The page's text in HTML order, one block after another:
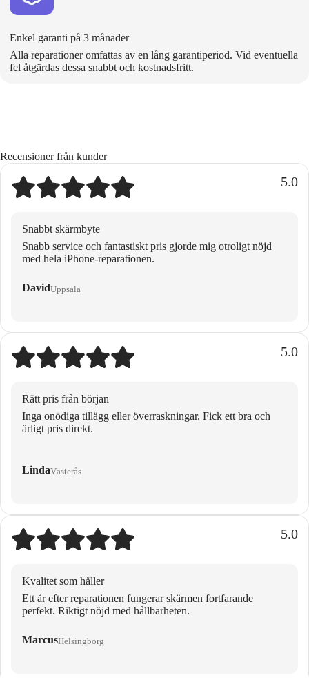
Enkel garanti på 3 månader
Alla reparationer omfattas av en lång garantiperiod. Vid eventuella
fel åtgärdas dessa snabbt och kostnadsfritt.
Recensioner från kunder
5.0
Snabbt skärmbyte
Snabb service och fantastiskt pris gjorde mig otroligt nöjd
med hela iPhone-reparationen.
DavidUppsala
5.0
Rätt pris från början
Inga onödiga tillägg eller överraskningar. Fick ett bra och
ärligt pris direkt.
LindaVästerås
5.0
Kvalitet som håller
Ett år efter reparationen fungerar skärmen fortfarande
perfekt. Riktigt nöjd med hållbarheten.
MarcusHelsingborg